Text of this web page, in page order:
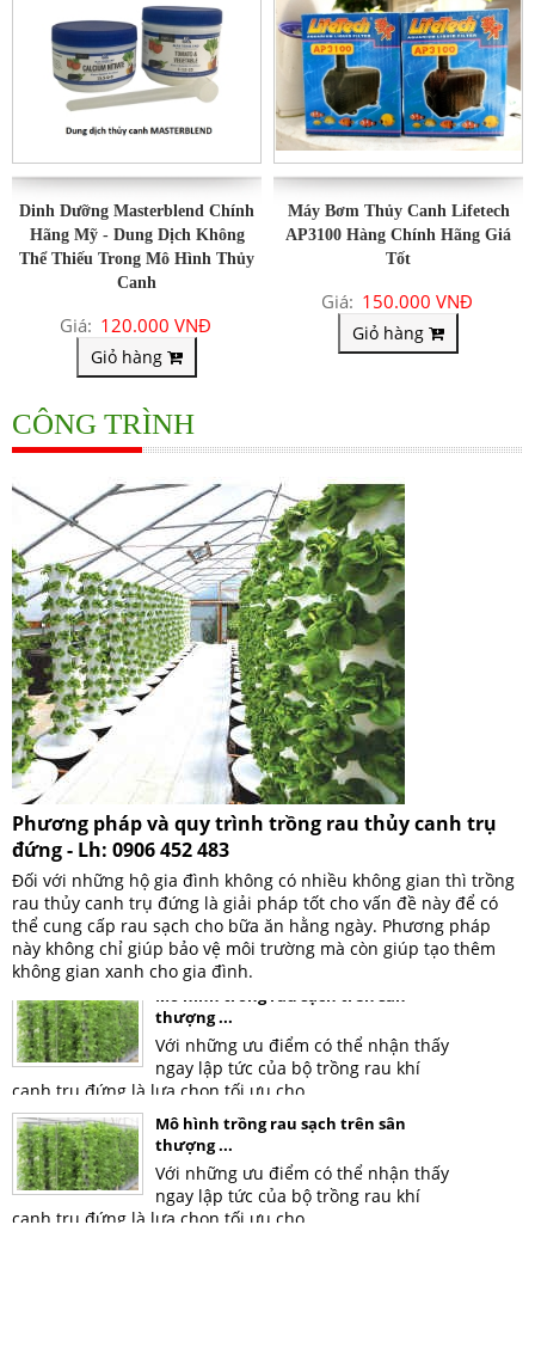
Dinh Dưỡng Masterblend Chính
Hãng Mỹ - Dung Dịch Không
Thể Thiếu Trong Mô Hình Thủy
Canh
Giá: 120.000 VNĐ
Giỏ hàng
Máy Bơm Thủy Canh Lifetech
AP3100 Hàng Chính Hãng Giá
Tốt
Giá: 150.000 VNĐ
Giỏ hàng
CÔNG TRÌNH
Phương pháp và quy trình trồng rau thủy canh trụ
đứng - Lh: 0906 452 483
Đối với những hộ gia đình không có nhiều không gian thì trồng
rau thủy canh trụ đứng là giải pháp tốt cho vấn đề này để có
thể cung cấp rau sạch cho bữa ăn hằng ngày. Phương pháp
này không chỉ giúp bảo vệ môi trường mà còn giúp tạo thêm
không gian xanh cho gia đình.Mô hình trồng rau sạch trên sân
thượng ...
Với những ưu điểm có thể nhận thấy
ngay lập tức của bộ trồng rau khí
canh trụ đứng là lựa chọn tối ưu cho ...
Mô hình trồng rau sạch trên sân
thượng ...
Với những ưu điểm có thể nhận thấy
ngay lập tức của bộ trồng rau khí
canh trụ đứng là lựa chọn tối ưu cho ...